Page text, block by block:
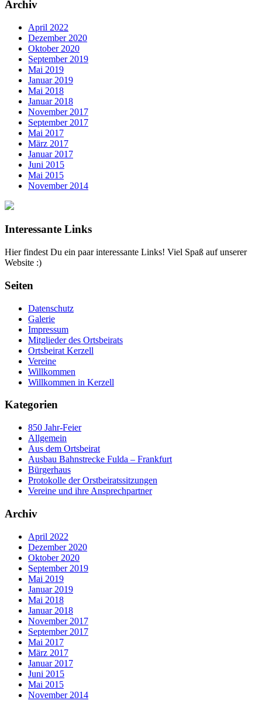
Archiv
April 2022
Dezember 2020
Oktober 2020
September 2019
Mai 2019
Januar 2019
Mai 2018
Januar 2018
November 2017
September 2017
Mai 2017
März 2017
Januar 2017
Juni 2015
Mai 2015
November 2014
Interessante Links
Hier findest Du ein paar interessante Links! Viel Spaß auf unserer
Website :)
Seiten
Datenschutz
Galerie
Impressum
Mitglieder des Ortsbeirats
Ortsbeirat Kerzell
Vereine
Willkommen
Willkommen in Kerzell
Kategorien
850 Jahr-Feier
Allgemein
Aus dem Ortsbeirat
Ausbau Bahnstrecke Fulda – Frankfurt
Bürgerhaus
Protokolle der Orstbeiratssitzungen
Vereine und ihre Ansprechpartner
Archiv
April 2022
Dezember 2020
Oktober 2020
September 2019
Mai 2019
Januar 2019
Mai 2018
Januar 2018
November 2017
September 2017
Mai 2017
März 2017
Januar 2017
Juni 2015
Mai 2015
November 2014